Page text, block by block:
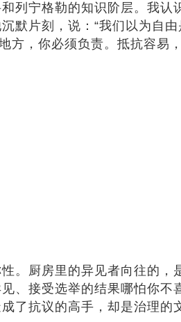
宁格勒的知识阶层。我认
默片刻，说：“我们以为自
方，你必须负责。抵抗容易
。厨房里的异见者向往的
、接受选举的结果哪怕你不
了抗议的高手，却是治理的